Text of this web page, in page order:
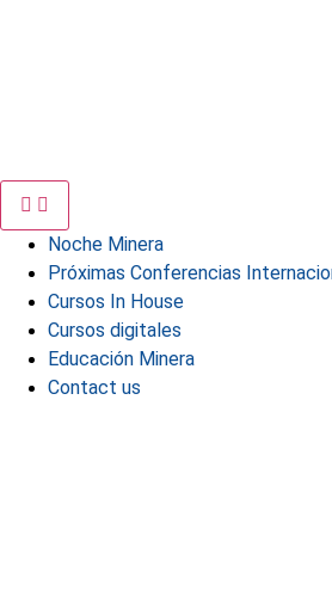
Noche Minera
Próximas Conferencias
Cursos In House
Cursos digitales
Educación Minera
Contact us